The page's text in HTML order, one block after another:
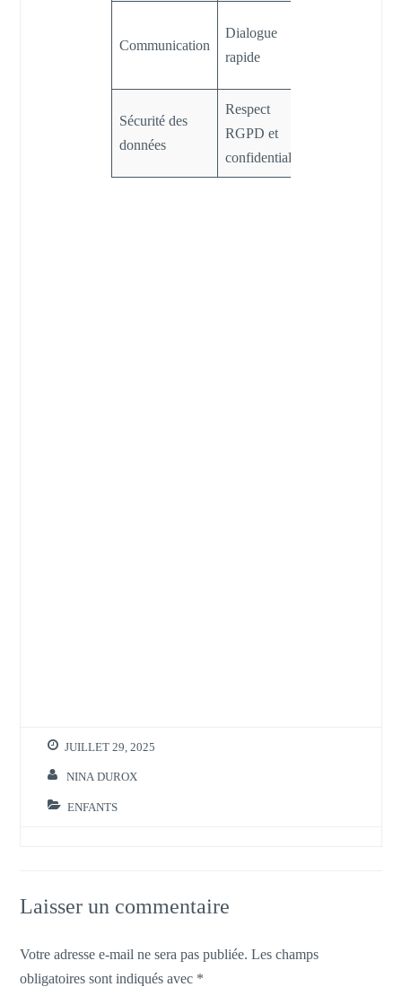
Communication
Dialogue
rapide
Sécurité des
données
Respect
RGPD et
confidentialité
JUILLET 29, 2025
NINA DUROX
ENFANTS
Laisser un commentaire
Votre adresse e-mail ne sera pas publiée. Les champs
obligatoires sont indiqués avec *